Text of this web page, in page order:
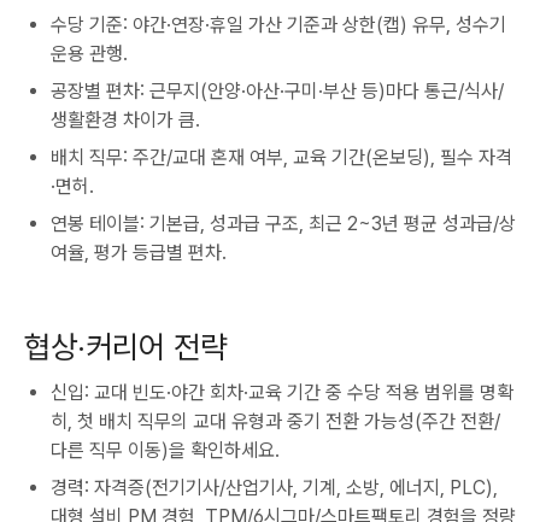
수당 기준: 야간·연장·휴일 가산 기준과 상한(캡) 유무, 성수기
운용 관행.
공장별 편차: 근무지(안양·아산·구미·부산 등)마다 통근/식사/
생활환경 차이가 큼.
배치 직무: 주간/교대 혼재 여부, 교육 기간(온보딩), 필수 자격
·면허.
연봉 테이블: 기본급, 성과급 구조, 최근 2~3년 평균 성과급/상
여율, 평가 등급별 편차.
협상·커리어 전략
신입: 교대 빈도·야간 회차·교육 기간 중 수당 적용 범위를 명확
히, 첫 배치 직무의 교대 유형과 중기 전환 가능성(주간 전환/
다른 직무 이동)을 확인하세요.
경력: 자격증(전기기사/산업기사, 기계, 소방, 에너지, PLC),
대형 설비 PM 경험, TPM/6시그마/스마트팩토리 경험을 정량